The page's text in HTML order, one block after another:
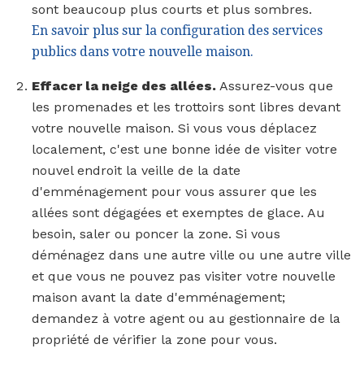
sont beaucoup plus courts et plus sombres.
En savoir plus sur la configuration des services
publics dans votre nouvelle maison.
Effacer la neige des allées. Assurez-vous que
les promenades et les trottoirs sont libres devant
votre nouvelle maison. Si vous vous déplacez
localement, c'est une bonne idée de visiter votre
nouvel endroit la veille de la date
d'emménagement pour vous assurer que les
allées sont dégagées et exemptes de glace. Au
besoin, saler ou poncer la zone. Si vous
déménagez dans une autre ville ou une autre ville
et que vous ne pouvez pas visiter votre nouvelle
maison avant la date d'emménagement;
demandez à votre agent ou au gestionnaire de la
propriété de vérifier la zone pour vous.